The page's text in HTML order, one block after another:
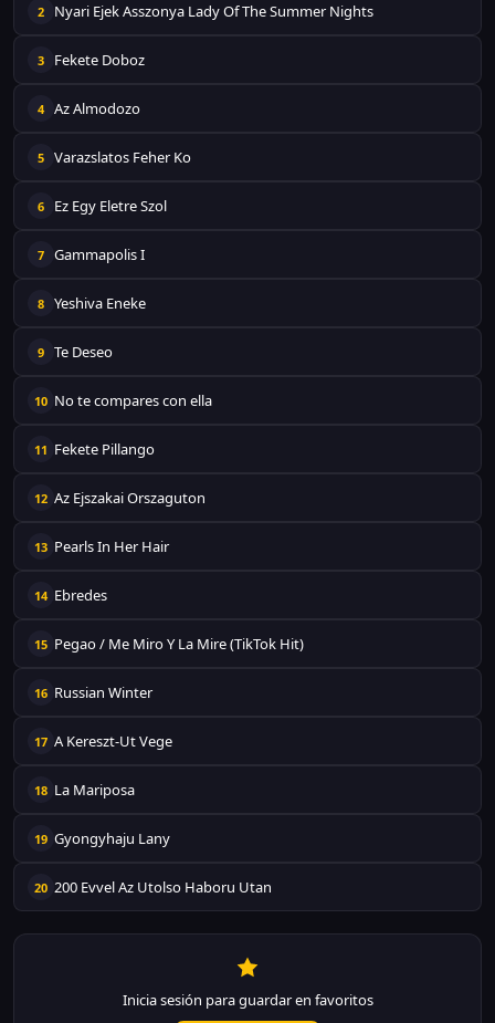
2 Nyari Ejek Asszonya Lady Of The Summer Nights
3 Fekete Doboz
4 Az Almodozo
5 Varazslatos Feher Ko
6 Ez Egy Eletre Szol
7 Gammapolis I
8 Yeshiva Eneke
9 Te Deseo
10 No te compares con ella
11 Fekete Pillango
12 Az Ejszakai Orszaguton
13 Pearls In Her Hair
14 Ebredes
15 Pegao / Me Miro Y La Mire (TikTok Hit)
16 Russian Winter
17 A Kereszt-Ut Vege
18 La Mariposa
19 Gyongyhaju Lany
20 200 Evvel Az Utolso Haboru Utan
Inicia sesión para guardar en favoritos